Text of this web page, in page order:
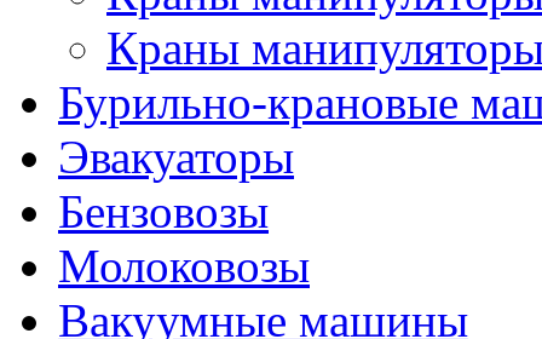
Краны
Бурильно-крановые
Эвакуаторы
Бензовозы
Молоковозы
Вакуумные машины